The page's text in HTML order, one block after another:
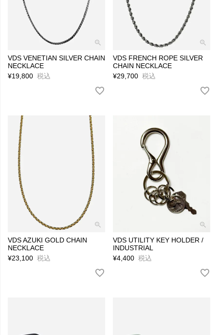
VDS VENETIAN SILVER CHAIN
NECKLACE
¥19,800 税込
VDS FRENCH ROPE SILVER
CHAIN NECKLACE
¥29,700 税込
VDS AZUKI GOLD CHAIN
NECKLACE
¥23,100 税込
VDS UTILITY KEY HOLDER /
INDUSTRIAL
¥4,400 税込